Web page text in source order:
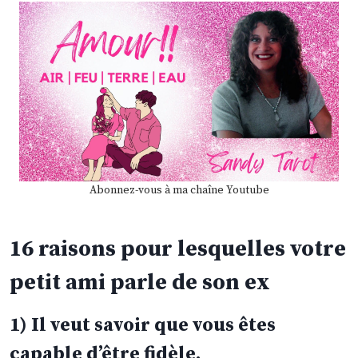
Abonnez-vous à ma chaîne Youtube
16 raisons pour lesquelles votre
petit ami parle de son ex
1) Il veut savoir que vous êtes